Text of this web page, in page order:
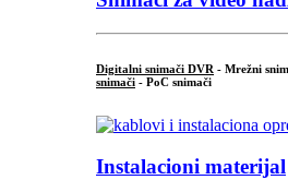
Digitalni snimači DVR - Mrežni
snimači - PoC snimači
Instalacioni materijal